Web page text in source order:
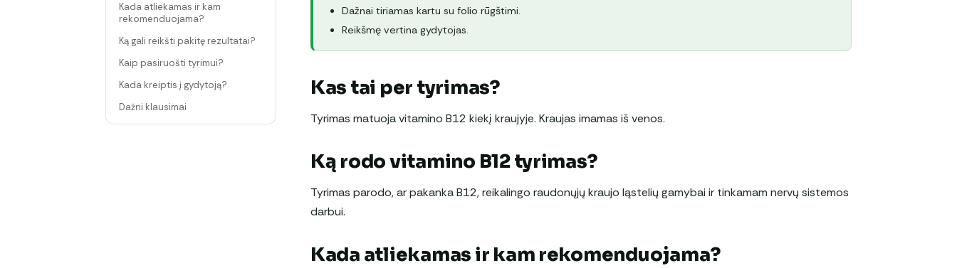
Kada atliekamas ir kam
rekomenduojama?
Ką gali reikšti pakitę rezultatai?
Kaip pasiruošti tyrimui?
Kada kreiptis į gydytoją?
Dažni klausimai
Dažnai tiriamas kartu su folio rūgštimi.
Reikšmę vertina gydytojas.
Kas tai per tyrimas?
Tyrimas matuoja vitamino B12 kiekį kraujyje. Kraujas imamas iš venos.
Ką rodo vitamino B12 tyrimas?
Tyrimas parodo, ar pakanka B12, reikalingo raudonųjų kraujo ląstelių gamybai ir tinkamam nervų sistemos
darbui.
Kada atliekamas ir kam rekomenduojama?